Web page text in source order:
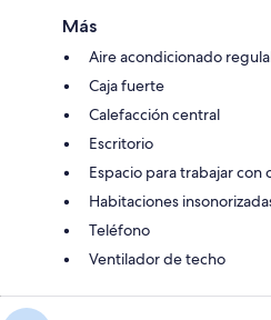
Más
Aire acondicionado
Caja fuerte
Calefacción central
Escritorio
Espacio para trabajar
Habitaciones
Teléfono
Ventilador de techo